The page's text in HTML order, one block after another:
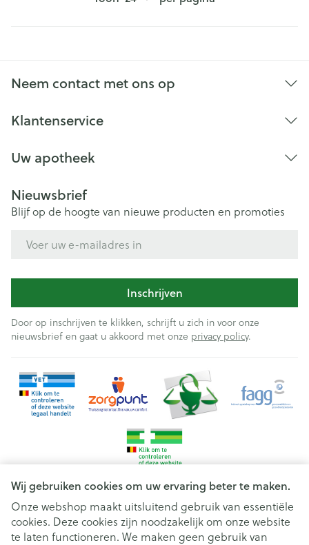
Wij gebruiken cookies om uw ervaring beter te maken.
Onze webshop maakt uitsluitend gebruik van essentiële
cookies. Deze cookies zijn noodzakelijk om onze website
te laten functioneren. We maken geen gebruik van
Neem contact met ons op
Klantenservice
Uw apotheek
Nieuwsbrief
Blijf op de hoogte van nieuwe producten en promoties
Inschrijven
Door op inschrijven te klikken, schrijft u zich in voor onze
nieuwsbrief en gaat u akkoord met onze privacy policy.
Juridische links